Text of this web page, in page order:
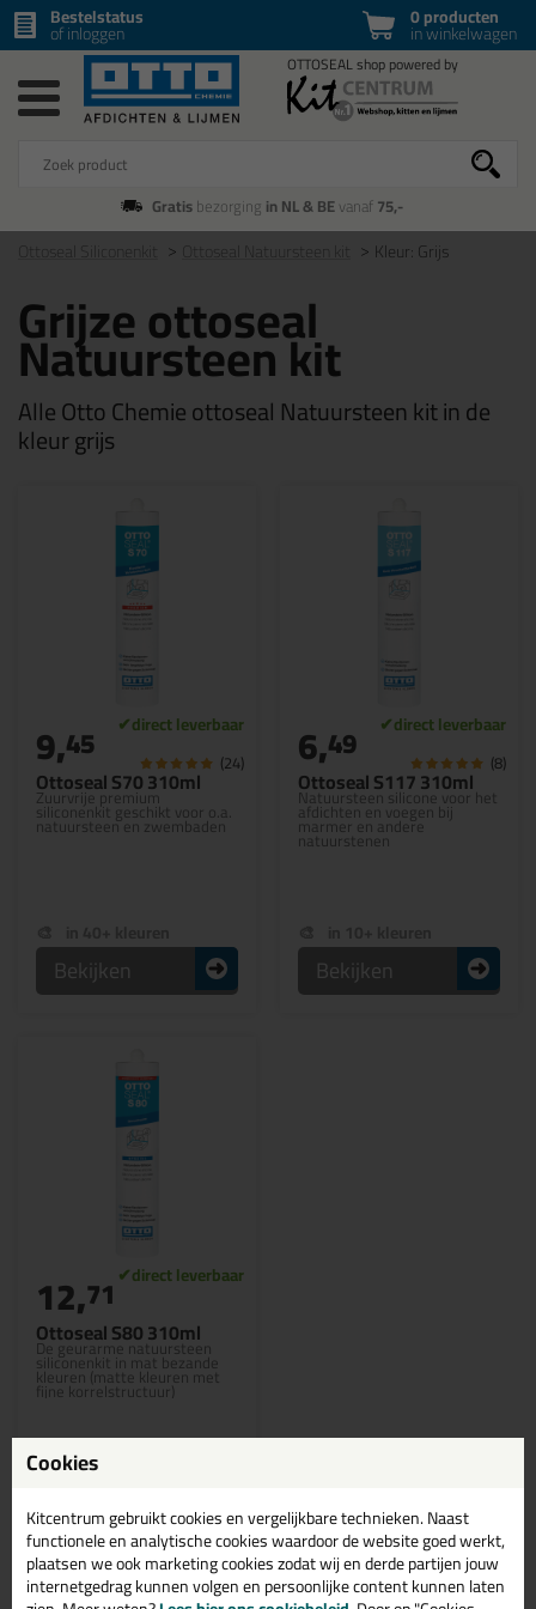
0 producten
in winkelwagen
Bestelstatus
of inloggen
Gratisbezorging in NL & BEvanaf75,-
Kleur: Grijs
Grijze ottoseal
Natuursteen kit
Alle Otto Chemie ottoseal Natuursteen kit in de
kleur grijs
Ottoseal S70 310ml
Zuurvrije premium
siliconenkit geschikt voor o.a.
natuursteen en zwembaden
9,45 (24)
Bekijken
Ottoseal S117 310ml
Natuursteen silicone voor het
afdichten en voegen bij
marmer en andere
natuurstenen
6,49 (8)
Bekijken
Ottoseal S80 310ml
De geurarme natuursteen
siliconenkit in mat bezande
kleuren (matte kleuren met
fijne korrelstructuur)
12,71
Bekijken
Cookies
Kitcentrum gebruikt cookies en vergelijkbare technieken. Naast
functionele en analytische cookies waardoor de website goed werkt,
plaatsen we ook marketing cookies zodat wij en derde partijen jouw
internetgedrag kunnen volgen en persoonlijke content kunnen laten